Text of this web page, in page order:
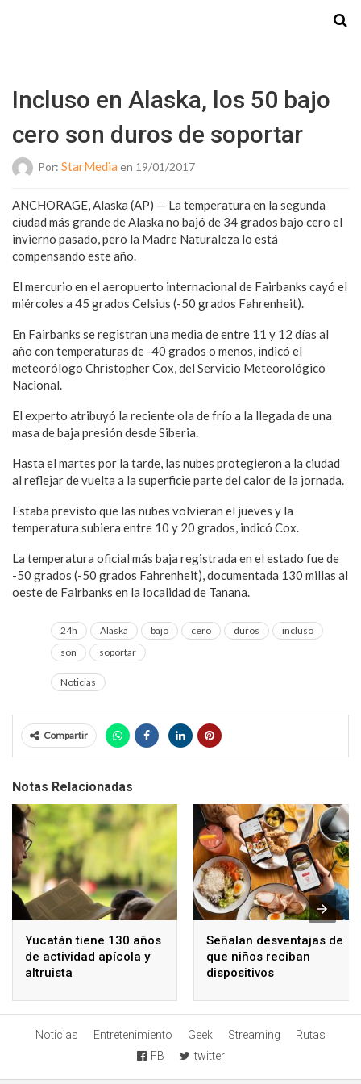
Incluso en Alaska, los 50 bajo
cero son duros de soportar
Por: StarMedia en 19/01/2017
ANCHORAGE, Alaska (AP) — La temperatura en la segunda
ciudad más grande de Alaska no bajó de 34 grados bajo cero el
invierno pasado, pero la Madre Naturaleza lo está
compensando este año.
El mercurio en el aeropuerto internacional de Fairbanks cayó el
miércoles a 45 grados Celsius (-50 grados Fahrenheit).
En Fairbanks se registran una media de entre 11 y 12 días al
año con temperaturas de -40 grados o menos, indicó el
meteorólogo Christopher Cox, del Servicio Meteorológico
Nacional.
El experto atribuyó la reciente ola de frío a la llegada de una
masa de baja presión desde Siberia.
Hasta el martes por la tarde, las nubes protegieron a la ciudad
al reflejar de vuelta a la superficie parte del calor de la jornada.
Estaba previsto que las nubes volvieran el jueves y la
temperatura subiera entre 10 y 20 grados, indicó Cox.
La temperatura oficial más baja registrada en el estado fue de
-50 grados (-50 grados Fahrenheit), documentada 130 millas al
oeste de Fairbanks en la localidad de Tanana.
24h Alaska bajo cero duros
incluso
son
soportar
Noticias
Compartir
Notas Relacionadas
Yucatán tiene 130 años
de actividad apícola y
altruista
Señalan desventajas de
que niños reciban
dispositivos
Noticias Entretenimiento Geek Streaming
Rutas
FB
twitter